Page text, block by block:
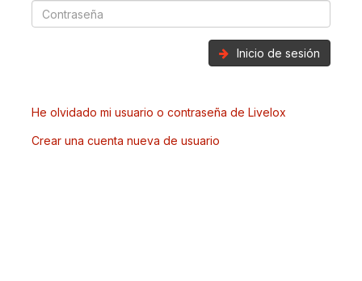
Inicio de sesión
He olvidado mi usuario o contraseña de Livelox
Crear una cuenta nueva de usuario